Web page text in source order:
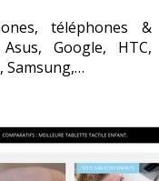
téléphones &
Google, HTC,
Samsung,…